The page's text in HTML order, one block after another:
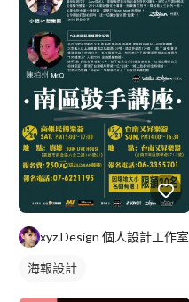
xyz.Design 個人設計工作室
海報設計